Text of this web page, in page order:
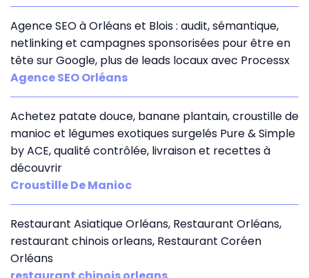
Agence SEO à Orléans et Blois : audit, sémantique,
netlinking et campagnes sponsorisées pour être en
tête sur Google, plus de leads locaux avec Processx
Agence SEO Orléans
Achetez patate douce, banane plantain, croustille de
manioc et légumes exotiques surgelés Pure & Simple
by ACE, qualité contrôlée, livraison et recettes à
découvrir
Croustille De Manioc
Restaurant Asiatique Orléans, Restaurant Orléans,
restaurant chinois orleans, Restaurant Coréen
Orléans